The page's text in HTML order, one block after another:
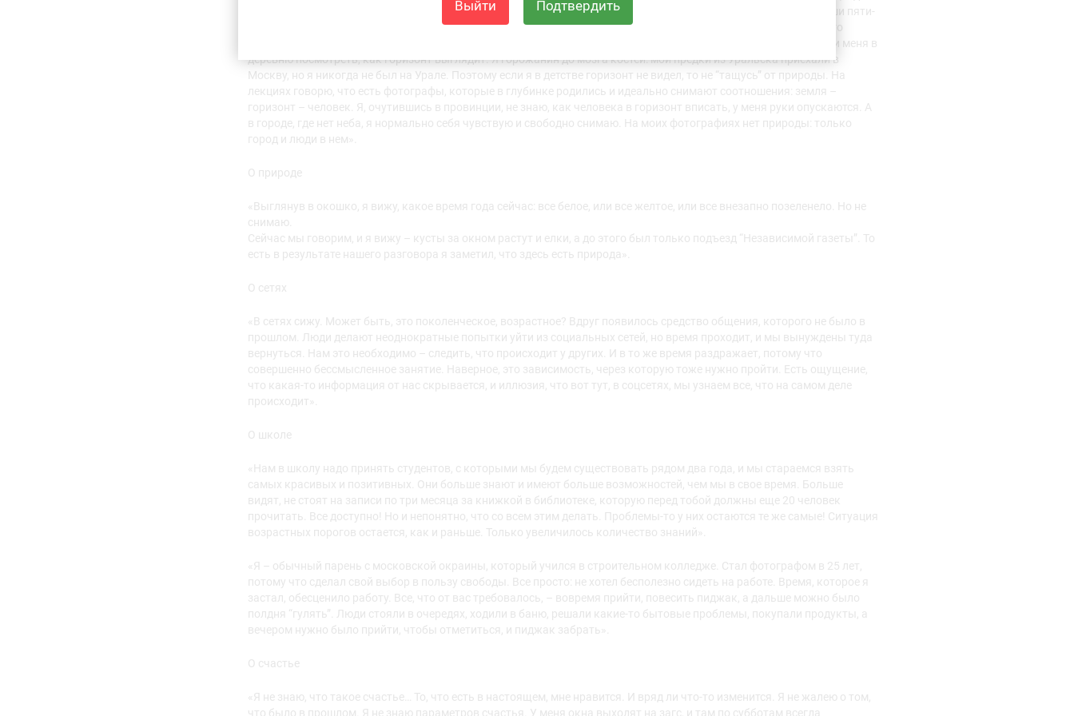
меня горизонт – линия, где крыши соединяются с небом. Вот я и сказал, что мой горизонт проходит через крыши пяти-
и шестнадцатиэтажных домов вдали. Учитель меня обругал, сказал, что это неправильный горизонт, что такого
горизонта не бывает. А я никогда поля не видел. Только картинки из учебника. Ну не было у нас дачи, не возили меня в
деревню посмотреть, как горизонт выглядит. Я горожанин до мозга костей: мои предки из Уральска приехали в
Москву, но я никогда не был на Урале. Поэтому если я в детстве горизонт не видел, то не “тащусь” от природы. На
лекциях говорю, что есть фотографы, которые в глубинке родились и идеально снимают соотношения: земля –
горизонт – человек. Я, очутившись в провинции, не знаю, как человека в горизонт вписать, у меня руки опускаются. А
в городе, где нет неба, я нормально себя чувствую и свободно снимаю. На моих фотографиях нет природы: только
город и люди в нем».
О природе
«Выглянув в окошко, я вижу, какое время года сейчас: все белое, или все желтое, или все внезапно позеленело. Но не
снимаю.
Сейчас мы говорим, и я вижу – кусты за окном растут и елки, а до этого был только подъезд “Независимой газеты”. То
есть в результате нашего разговора я заметил, что здесь есть природа».
О сетях
«В сетях сижу. Может быть, это поколенческое, возрастное? Вдруг появилось средство общения, которого не было в
прошлом. Люди делают неоднократные попытки уйти из социальных сетей, но время проходит, и мы вынуждены туда
вернуться. Нам это необходимо – следить, что происходит у других. И в то же время раздражает, потому что
совершенно бессмысленное занятие. Наверное, это зависимость, через которую тоже нужно пройти. Есть ощущение,
что какая-то информация от нас скрывается, и иллюзия, что вот тут, в соцсетях, мы узнаем все, что на самом деле
происходит».
О школе
«Нам в школу надо принять студентов, с которыми мы будем существовать рядом два года, и мы стараемся взять
самых красивых и позитивных. Они больше знают и имеют больше возможностей, чем мы в свое время. Больше
видят, не стоят на записи по три месяца за книжкой в библиотеке, которую перед тобой должны еще 20 человек
прочитать. Все доступно! Но и непонятно, что со всем этим делать. Проблемы-то у них остаются те же самые! Ситуация
возрастных порогов остается, как и раньше. Только увеличилось количество знаний».
«Я – обычный парень с московской окраины, который учился в строительном колледже. Стал фотографом в 25 лет,
потому что сделал свой выбор в пользу свободы. Все просто: не хотел бесполезно сидеть на работе. Время, которое я
застал, обесценило работу. Все, что от вас требовалось, – вовремя прий­ти, повесить пиджак, а дальше можно было
полдня “гулять”. Люди стояли в очередях, ходили в баню, решали какие-то бытовые проблемы, покупали продукты, а
вечером нужно было прийти, чтобы отметиться, и пиджак забрать».
О счастье
«Я не знаю, что такое счастье… То, что есть в настоящем, мне нравится. И вряд ли что-то изменится. Я не жалею о том,
что было в прошлом. Я не знаю параметров счастья. У меня окна выходят на загс, и там по субботам всегда
Выйти Подтвердить